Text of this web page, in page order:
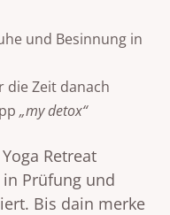
und Besinnung in
die Zeit danach
„my detox“
Retreat
Prüfung und
Bis dain merke